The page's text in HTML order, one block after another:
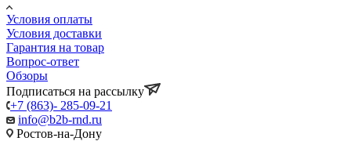
Условия оплаты
Условия доставки
Гарантия на товар
Вопрос-ответ
Обзоры
Подписаться на рассылку
+7 (863)- 285-09-21
info@b2b-rnd.ru
Ростов-на-Дону